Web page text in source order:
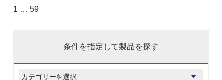
1 … 59
条件を指定して製品を探す